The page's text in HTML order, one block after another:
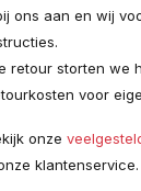
ons aan en wij
retour storten we
voor
onze
klantenservice.